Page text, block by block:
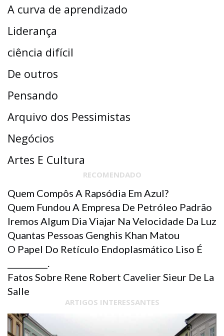
A curva de aprendizado
Liderança
ciência difícil
De outros
Pensando
Arquivo dos Pessimistas
Negócios
Artes E Cultura
RECOMENDADO
Quem Compôs A Rapsódia Em Azul?
Quem Fundou A Empresa De Petróleo Padrão
Iremos Algum Dia Viajar Na Velocidade Da Luz
Quantas Pessoas Genghis Khan Matou
O Papel Do Retículo Endoplasmático Liso É
__________.
Fatos Sobre Rene Robert Cavelier Sieur De La
Salle
ARTIGOS INTERESSANTES